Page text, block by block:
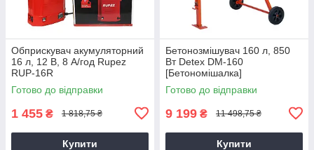
Обприскувач акумуляторний
16 л, 12 В, 8 А/год Rupez
RUP-16R
Готово до відправки
1 455 ₴ 1 818,75 ₴
Купити
Бетонозмішувач 160 л, 850
Вт Detex DM-160
[Бетономішалка]
Готово до відправки
9 199 ₴ 11 498,75 ₴
Купити